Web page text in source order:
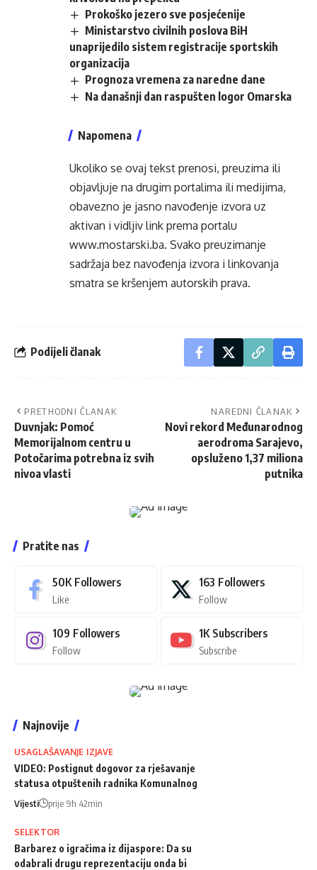
Prokoško jezero sve posjećenije
Ministarstvo civilnih poslova BiH
unaprijedilo sistem registracije sportskih
organizacija
Prognoza vremena za naredne dane
Na današnji dan raspušten logor Omarska
Napomena
Ukoliko se ovaj tekst prenosi, preuzima ili
objavljuje na drugim portalima ili medijima,
obavezno je jasno navođenje izvora uz
aktivan i vidljiv link prema portalu
www.mostarski.ba. Svako preuzimanje
sadržaja bez navođenja izvora i linkovanja
smatra se kršenjem autorskih prava.
Podijeli članak
PRETHODNI ČLANAK
Duvnjak: Pomoć
Memorijalnom centru u
Potočarima potrebna iz svih
nivoa vlasti
NAREDNI ČLANAK
Novi rekord Međunarodnog
aerodroma Sarajevo,
opsluženo 1,37 miliona
putnika
Pratite nas
50K Followers
Like
163 Followers
Follow
109 Followers
Follow
1K Subscribers
Subscribe
Najnovije
USAGLAŠAVANJE IZJAVE
VIDEO: Postignut dogovor za rješavanje
statusa otpuštenih radnika Komunalnog
Vijesti prije 9h 42min
SELEKTOR
Barbarez o igračima iz dijaspore: Da su
odabrali drugu reprezentaciju onda bi